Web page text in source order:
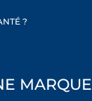
?
MARQUE